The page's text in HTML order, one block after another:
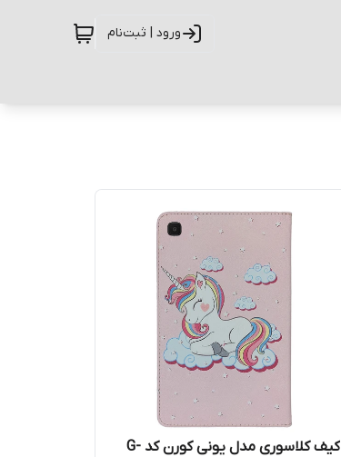
ورود | ثبت‌نام
کیف کلاسوری مدل یونی کورن کد G-